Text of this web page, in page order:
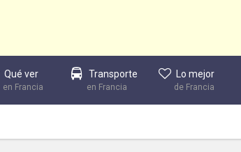
Qué ver
en Francia
Transporte
en Francia
Lo mejor
de Francia